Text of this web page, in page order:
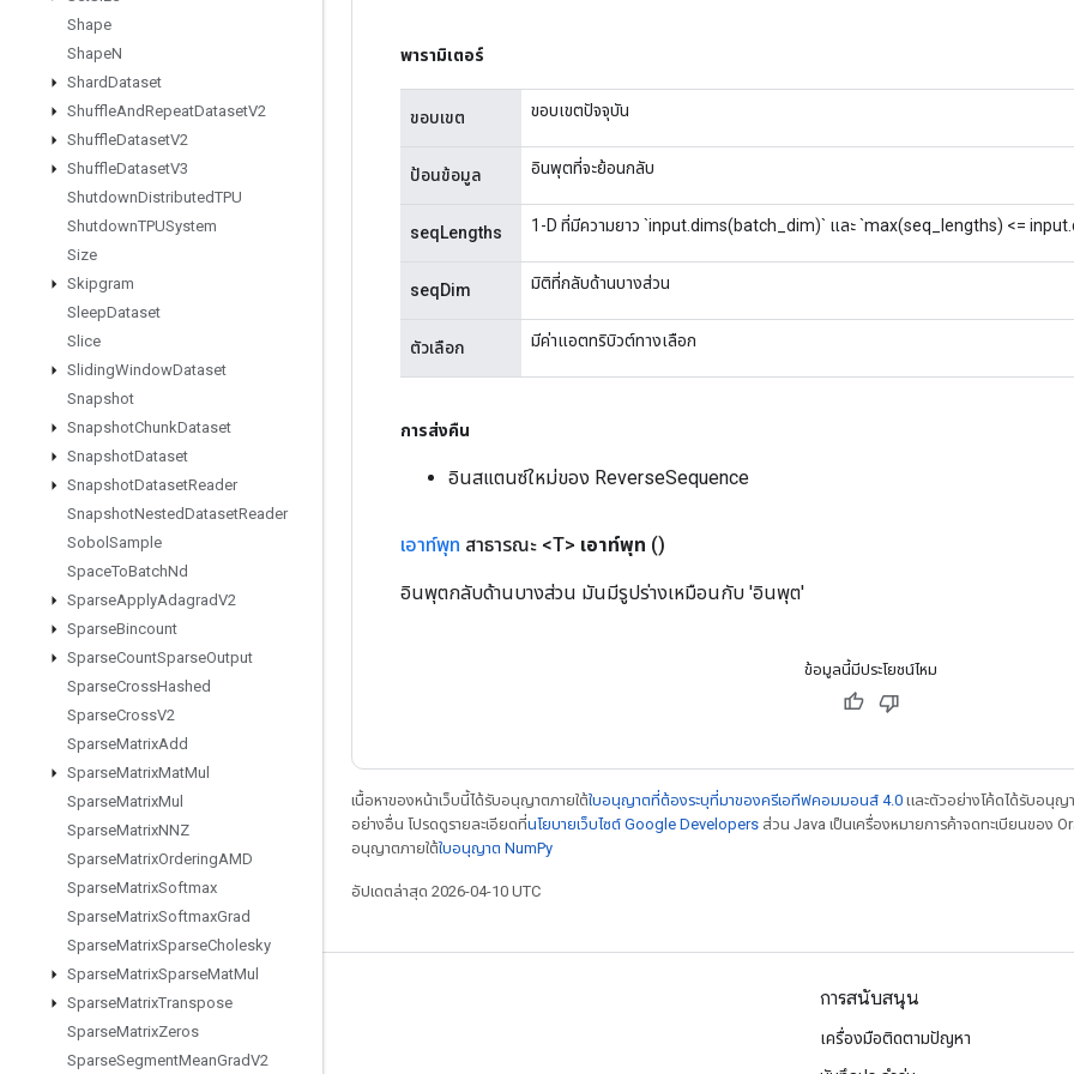
Shape
ShapeN
ShardDataset
ShuffleAndRepeatDatasetV2
ShuffleDatasetV2
ShuffleDatasetV3
ShutdownDistributedTPU
ShutdownTPUSystem
Size
Skipgram
SleepDataset
Slice
SlidingWindowDataset
Snapshot
SnapshotChunkDataset
SnapshotDataset
SnapshotDatasetReader
SnapshotNestedDatasetReader
Sobol Sample
SpaceToBatchNd
SparseApplyAdagradV2
SparseBincount
SparseCountSparseOutput
SparseCrossHashed
SparseCrossV2
SparseMatrixAdd
SparseMatrixMatMul
SparseMatrixMul
SparseMatrixNNZ
SparseMatrixOrderingAMD
SparseMatrixSoftmax
SparseMatrixSoftmaxGrad
SparseMatrixSparseCholesky
SparseMatrixSparseMatMul
SparseMatrixTranspose
SparseMatrixZeros
SparseSegmentMeanGradV2
พารามิเตอร์
ขอบเขต ขอบเขตปัจจุบัน
ป้อนข้อมูล อินพุตที่จะย้อนกลับ
seqLengths 1-D ที่มีความยาว `input.dims(batch_dim)` และ `max(seq_lengths) <=
seqDim มิติที่กลับด้านบางส่วน
ตัวเลือก มีค่าแอตทริบิวต์ทางเลือก
การส่งคืน
อินสแตนซ์ใหม่ของ ReverseSequence
เอาท์พุท สาธารณะ <T> เอาท์พุท ()
อินพุตกลับด้านบางส่วน มันมีรูปร่างเหมือนกับ 'อินพุต'
ข้อมูลนี้มีประโยชน์ไหม
เนื้อหาของหน้าเว็บนี้ได้รับอนุญาตภายใต้ใบอนุญาตที่ต้องระบุที่มาของครีเอทีฟคอมมอนส์ 4.0 และตัวอย่างโค้ดได้รับอนุญ
อย่างอื่น โปรดดูรายละเอียดที่นโยบายเว็บไซต์ Google Developers ส่วน Java เป็นเครื่องหมายการค้าจดทะเบียนของ
อนุญาตภายใต้ใบอนุญาต NumPy
อัปเดตล่าสุด 2026-04-10 UTC
เชื่อมต่อเสมอ การสนับสนุน
เครื่องมือติดตามปัญหา